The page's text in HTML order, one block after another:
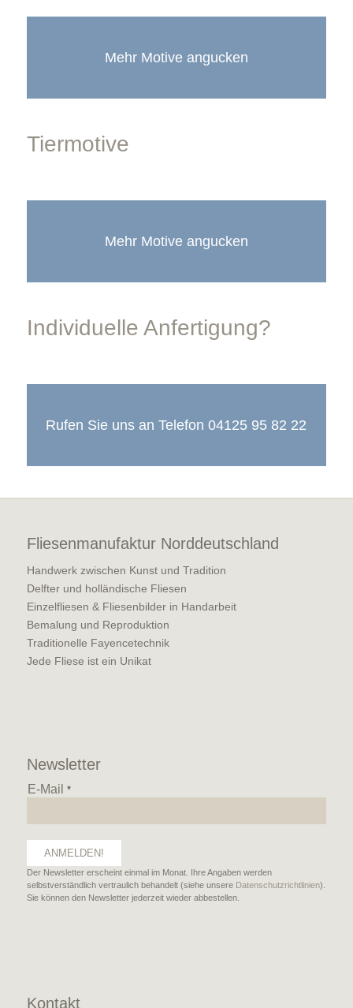
Mehr Motive angucken
Tiermotive
Mehr Motive angucken
Individuelle Anfertigung?
Rufen Sie uns an Telefon 04125 95 82 22
Fliesenmanufaktur Norddeutschland
Handwerk zwischen Kunst und Tradition
Delfter und holländische Fliesen
Einzelfliesen & Fliesenbilder in Handarbeit
Bemalung und Reproduktion
Traditionelle Fayencetechnik
Jede Fliese ist ein Unikat
Newsletter
E-Mail *
Der Newsletter erscheint einmal im Monat. Ihre Angaben werden
selbstverständlich vertraulich behandelt (siehe unsere Datenschutzrichtlinien).
Sie können den Newsletter jederzeit wieder abbestellen.
Kontakt